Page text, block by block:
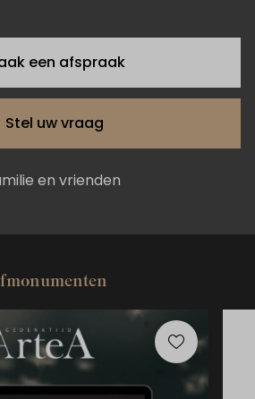
een afspraak
Stel uw vraag
en vrienden